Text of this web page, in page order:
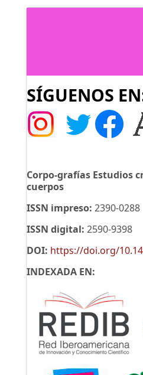
SÍGUENOS
Corpo-grafías Estudios
cuerpos
ISSN impreso: 2390-0288
ISSN digital: 2590-9398
DOI: https://doi.org/
INDEXADA EN: